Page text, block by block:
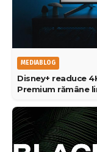
MEDIABLOG
Disney+ readuce
Premium rămâne